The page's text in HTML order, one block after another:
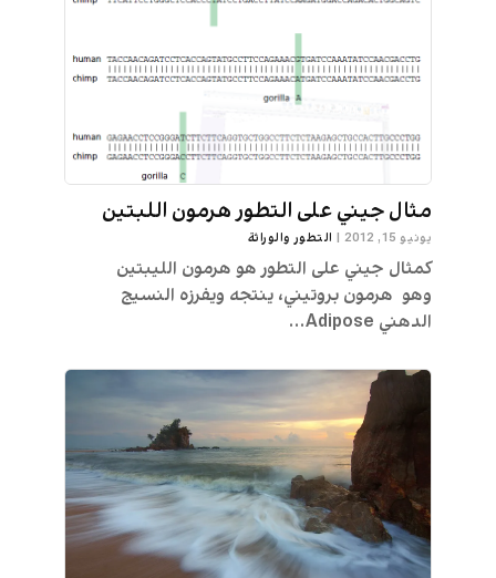
مثال جيني على التطور هرمون اللبتين
يونيو 15, 2012 | التطور والوراثة
كمثال جيني على التطور هو هرمون الليبتين
وهو هرمون بروتيني، ينتجه ويفرزه النسيج
الدهني Adipose...